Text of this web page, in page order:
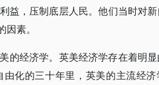
益，压制底层人民。他们当时对新
素。
的经济学。英美经济学存在着明显
化的三十年里，英美的主流经